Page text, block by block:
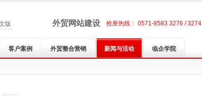
外贸网站建设 抢座热线： 0571-8583 3276 / 3274
版
客户案例 外贸整合营销 新闻与活动 临企学院